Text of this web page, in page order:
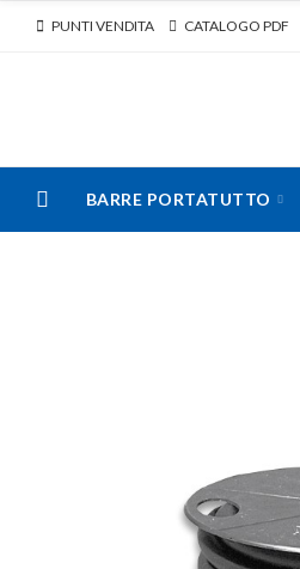
PUNTI VENDITA CATALOGO PDF
BARRE PORTATUTTO